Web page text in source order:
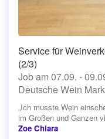
Service für
(2/3)
Job am 07.09. -
Deutsche Wein
„Ich musste Wein
im Großen und Ganzen
Zoe Chiara